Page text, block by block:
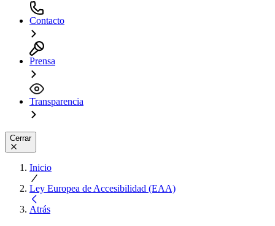
Contacto
Prensa
Transparencia
Cerrar
Inicio
Ley Europea de Accesibilidad (EAA)
Atrás